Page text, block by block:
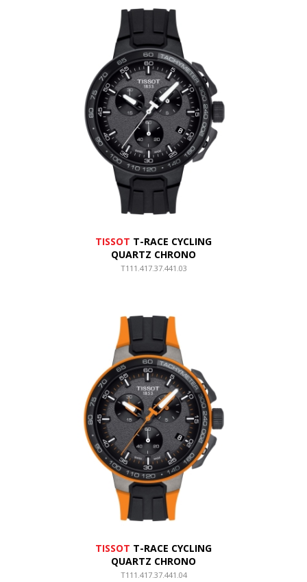
TISSOT T-RACE CYCLING
QUARTZ CHRONO
T111.417.37.441.03
TISSOT T-RACE CYCLING
QUARTZ CHRONO
T111.417.37.441.04